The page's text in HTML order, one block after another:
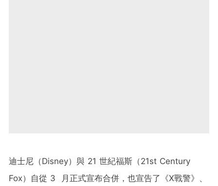
迪士尼（Disney）與 21 世紀福斯（21st Century
Fox）自從 3 月正式宣布合併，也宣告了《X戰警》、